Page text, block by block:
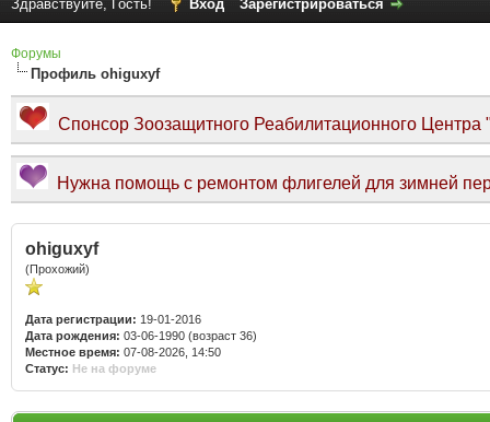
Здравствуйте, Гость! Вход Зарегистрироваться
Форумы
Профиль ohiguxyf
Спонсор Зоозащитного Реабилитационного Центра
Нужна помощь с ремонтом флигелей для зимней
ohiguxyf
(Прохожий)
Дата регистрации: 19-01-2016
Дата рождения: 03-06-1990 (возраст 36)
Местное время: 07-08-2026, 14:50
Статус: Не на форуме